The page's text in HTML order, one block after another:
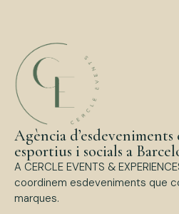
Agència
esportius i socials a
A CERCLE EVENTS &
coordinem esdeveniments que
marques.